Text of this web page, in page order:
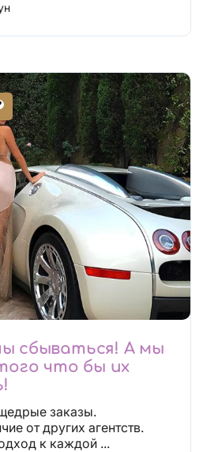
сбываться! А мы
что бы их
заказы.
от других агентств.
к каждой ...